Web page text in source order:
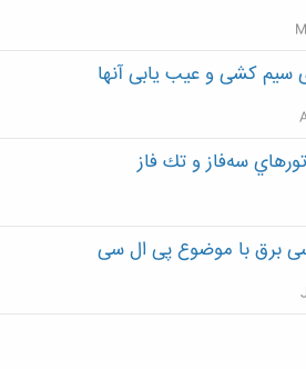
سیم کشی و عیب یابی آنها
سه‌فاز و تك فاز
برق با موضوع پی ال سی